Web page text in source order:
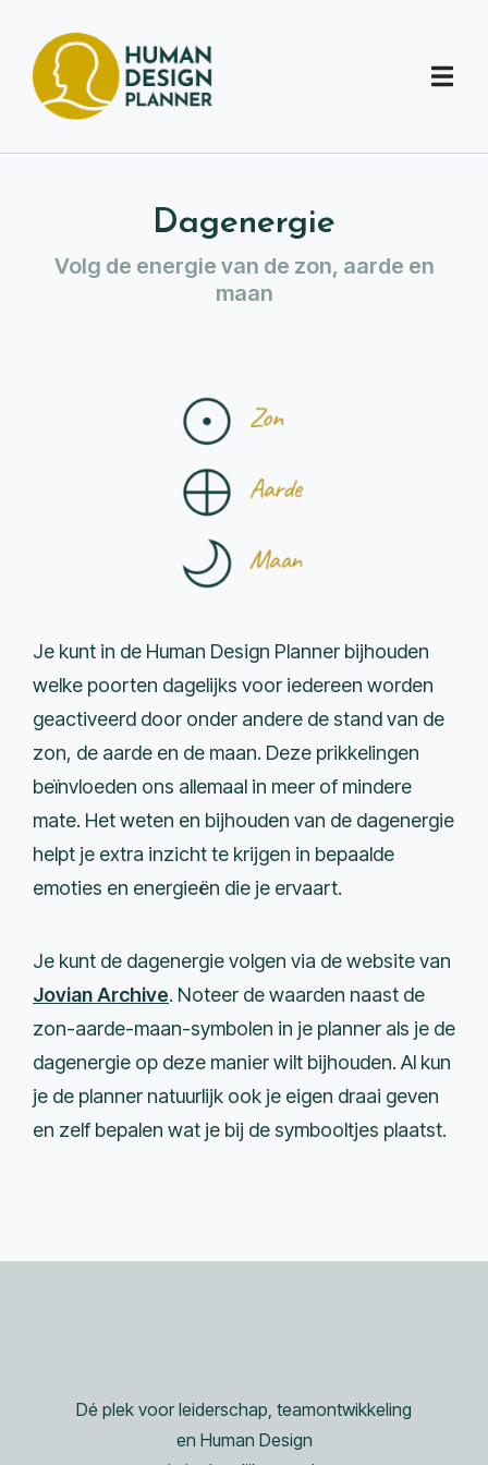
Dagenergie
Volg de energie van de zon, aarde en
maan
Je kunt in de Human Design Planner bijhouden
welke poorten dagelijks voor iedereen worden
geactiveerd door onder andere de stand van de
zon, de aarde en de maan. Deze prikkelingen
beïnvloeden ons allemaal in meer of mindere
mate. Het weten en bijhouden van de dagenergie
helpt je extra inzicht te krijgen in bepaalde
emoties en energieën die je ervaart.
Je kunt de dagenergie volgen via de website van
Jovian Archive. Noteer de waarden naast de
zon-aarde-maan-symbolen in je planner als je de
dagenergie op deze manier wilt bijhouden. Al kun
je de planner natuurlijk ook je eigen draai geven
en zelf bepalen wat je bij de symbooltjes plaatst.
Dé plek voor leiderschap, teamontwikkeling
en Human Design